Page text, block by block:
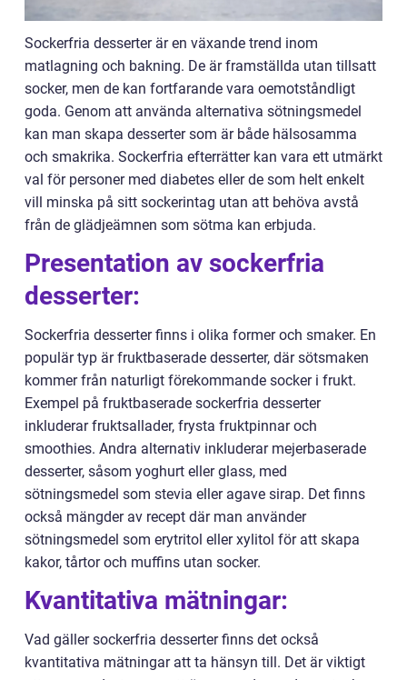
Sockerfria desserter är en växande trend inom
matlagning och bakning. De är framställda utan tillsatt
socker, men de kan fortfarande vara oemotståndligt
goda. Genom att använda alternativa sötningsmedel
kan man skapa desserter som är både hälsosamma
och smakrika. Sockerfria efterrätter kan vara ett utmärkt
val för personer med diabetes eller de som helt enkelt
vill minska på sitt sockerintag utan att behöva avstå
från de glädjeämnen som sötma kan erbjuda.
Presentation av sockerfria
desserter:
Sockerfria desserter finns i olika former och smaker. En
populär typ är fruktbaserade desserter, där sötsmaken
kommer från naturligt förekommande socker i frukt.
Exempel på fruktbaserade sockerfria desserter
inkluderar fruktsallader, frysta fruktpinnar och
smoothies. Andra alternativ inkluderar mejerbaserade
desserter, såsom yoghurt eller glass, med
sötningsmedel som stevia eller agave sirap. Det finns
också mängder av recept där man använder
sötningsmedel som erytritol eller xylitol för att skapa
kakor, tårtor och muffins utan socker.
Kvantitativa mätningar:
Vad gäller sockerfria desserter finns det också
kvantitativa mätningar att ta hänsyn till. Det är viktigt